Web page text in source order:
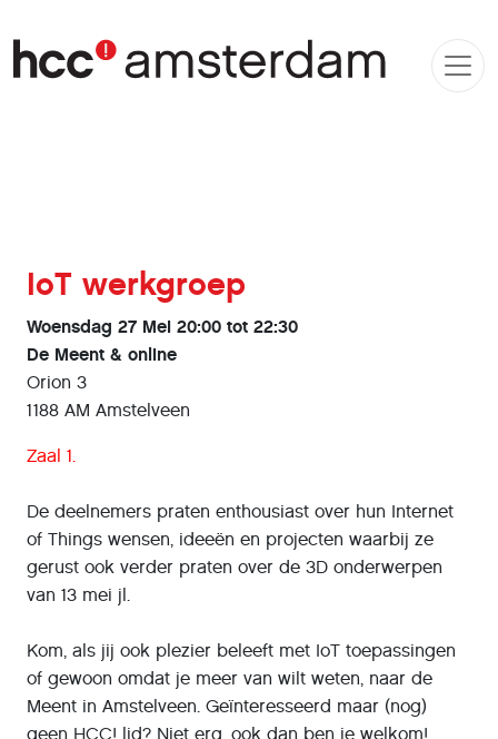
IoT werkgroep
Woensdag 27 Mei 20:00 tot 22:30
De Meent & online
Orion 3
1188 AM Amstelveen
Zaal 1.
De deelnemers praten enthousiast over hun Internet
of Things wensen, ideeën en projecten waarbij ze
gerust ook verder praten over de 3D onderwerpen
van 13 mei jl.
Kom, als jij ook plezier beleeft met IoT toepassingen
of gewoon omdat je meer van wilt weten, naar de
Meent in Amstelveen. Geïnteresseerd maar (nog)
geen HCC! lid? Niet erg, ook dan ben je welkom!